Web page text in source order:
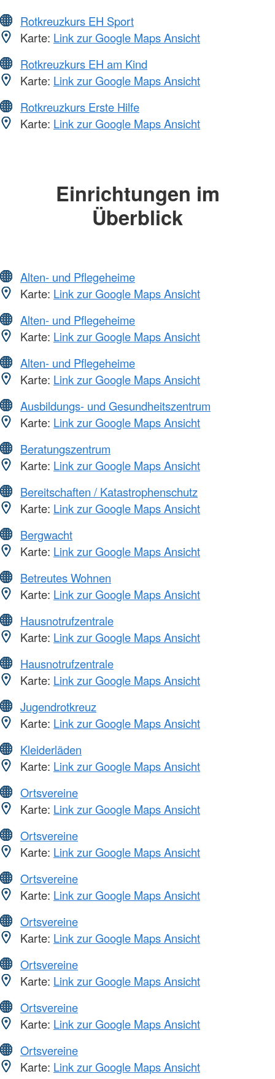
Rotkreuzkurs EH Sport
Karte: Link zur Google Maps Ansicht
Rotkreuzkurs EH am Kind
Karte: Link zur Google Maps Ansicht
Rotkreuzkurs Erste Hilfe
Karte: Link zur Google Maps Ansicht
Einrichtungen im
Überblick
Alten- und Pflegeheime
Karte: Link zur Google Maps Ansicht
Alten- und Pflegeheime
Karte: Link zur Google Maps Ansicht
Alten- und Pflegeheime
Karte: Link zur Google Maps Ansicht
Ausbildungs- und Gesundheitszentrum
Karte: Link zur Google Maps Ansicht
Beratungszentrum
Karte: Link zur Google Maps Ansicht
Bereitschaften / Katastrophenschutz
Karte: Link zur Google Maps Ansicht
Bergwacht
Karte: Link zur Google Maps Ansicht
Betreutes Wohnen
Karte: Link zur Google Maps Ansicht
Hausnotrufzentrale
Karte: Link zur Google Maps Ansicht
Hausnotrufzentrale
Karte: Link zur Google Maps Ansicht
Jugendrotkreuz
Karte: Link zur Google Maps Ansicht
Kleiderläden
Karte: Link zur Google Maps Ansicht
Ortsvereine
Karte: Link zur Google Maps Ansicht
Ortsvereine
Karte: Link zur Google Maps Ansicht
Ortsvereine
Karte: Link zur Google Maps Ansicht
Ortsvereine
Karte: Link zur Google Maps Ansicht
Ortsvereine
Karte: Link zur Google Maps Ansicht
Ortsvereine
Karte: Link zur Google Maps Ansicht
Ortsvereine
Karte: Link zur Google Maps Ansicht